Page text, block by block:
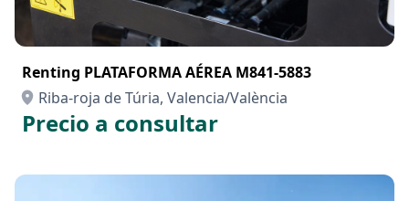
Renting PLATAFORMA AÉREA M841-5883
Riba-roja de Túria, Valencia/València
Precio a consultar